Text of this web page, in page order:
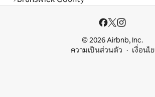
© 2026 Airbnb, Inc.
ความเป็นส่วนตัว
เงื่อนไข